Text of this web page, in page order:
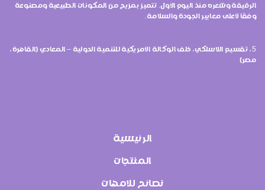
الرقيقة وشعره منذ اليوم الأول. تتميز بمزيج من المكونات الطبيعية ومصنوعة
وفقًا لأعلى معايير الجودة والسلامة.
5، تقسيم اللاسلكي، خلف الوكالة الأمريكية للتنمية الدولية – المعادي (القاهرة،
مصر)
الرئيسية
المنتجات
نصائح للامهات